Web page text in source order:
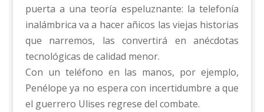
puerta a una teoría espeluznante: la telefonía
inalámbrica va a hacer añicos las viejas historias
que narremos, las convertirá en anécdotas
tecnológicas de calidad menor.
Con un teléfono en las manos, por ejemplo,
Penélope ya no espera con incertidumbre a que
el guerrero Ulises regrese del combate.